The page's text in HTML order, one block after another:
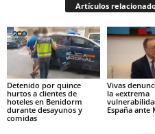
Artículos
Detenido por quince
hurtos a clientes de
hoteles en Benidorm
durante desayunos y
comidas
Vivas
la «extrema
España ante